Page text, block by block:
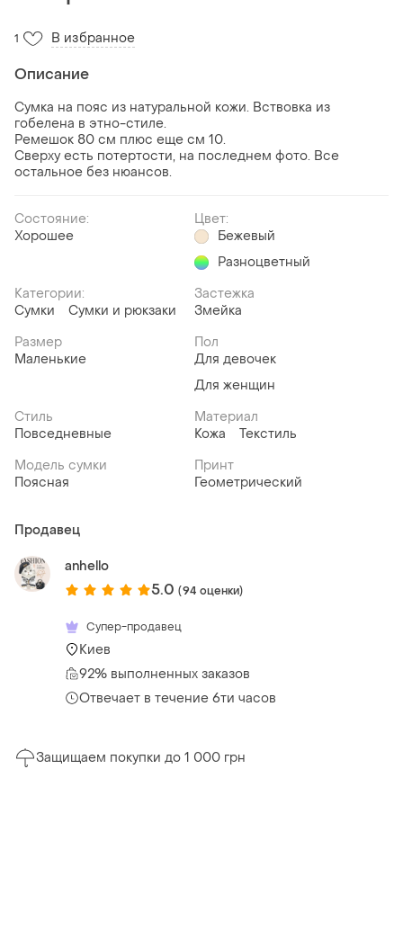
1 В избранное
Описание
Сумка на пояс из натуральной кожи. Вствовка из
гобелена в этно-стиле.
Ремешок 80 см плюс еще см 10.
Сверху есть потертости, на последнем фото. Все
остальное без нюансов.
Состояние:
Хорошее
Цвет:
Бежевый
Разноцветный
Категории:
Сумки
Сумки и рюкзаки
Застежка
Змейка
Размер
Маленькие
Пол
Для девочек
Для женщин
Стиль
Повседневные
Материал
Кожа
Текстиль
Модель сумки
Поясная
Принт
Геометрический
Продавец
anhello
5.0 (94 оценки)
Супер-продавец
Киев
92% выполненных заказов
Отвечает в течение 6ти часов
Защищаем покупки до 1 000 грн